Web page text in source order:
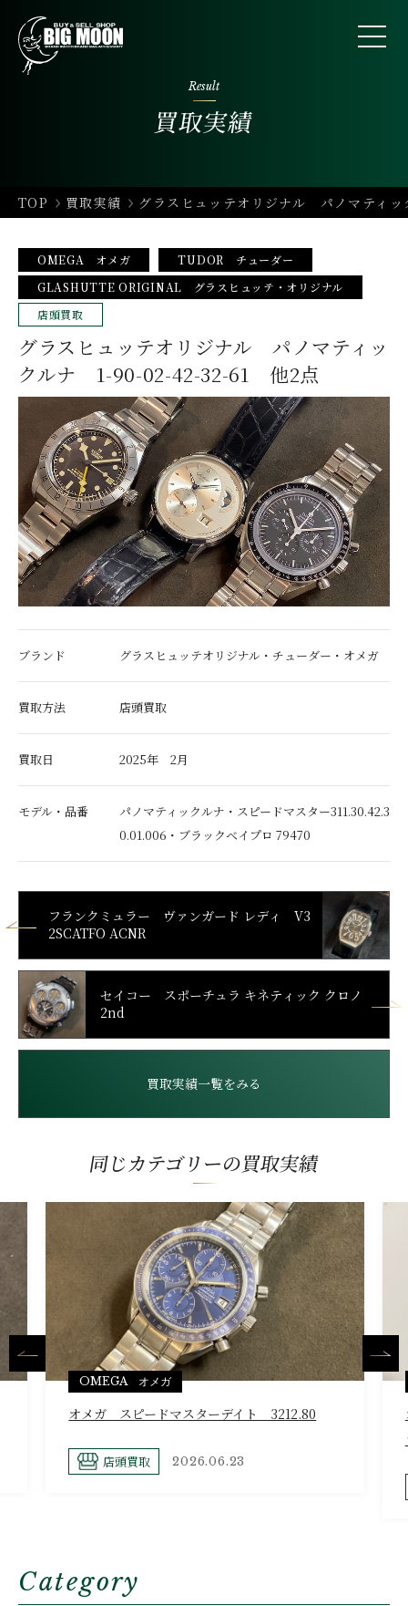
Result
買取実績
TOP 買取実績 グラスヒュッテオリジナル パノマテ
OMEGA オメガ
TUDOR チューダー
GLASHUTTE ORIGINAL グラスヒュッテ・オリジナル
店頭買取
グラスヒュッテオリジナル パノマティッ
クルナ 1-90-02-42-32-61 他2点
ブランド グラスヒュッテオリジナル・チューダー・オメガ
買取方法 店頭買取
買取日 2025年 2月
モデル・品番
パノマティックルナ・スピードマスター311.30.42.3
0.01.006・ブラックベイプロ 79470
フランクミュラー ヴァンガード レディ V3
2SCATFO ACNR
買取実績一覧をみる
セイコー スポーチュラ キネティック クロノ
2nd
同じカテゴリーの買取実績
OMEGA オメガ
オメガ スピードマスターデイト 3212.80
店頭買取 2026.06.23
Category